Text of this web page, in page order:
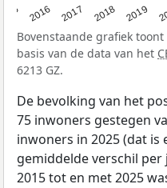
2016 2017 2018 2019
Bovenstaande grafiek
basis van de data van het
6213 GZ.
De bevolking van het
75 inwoners gestegen
inwoners in 2025 (dat is
gemiddelde verschil
2015 tot en met 2025